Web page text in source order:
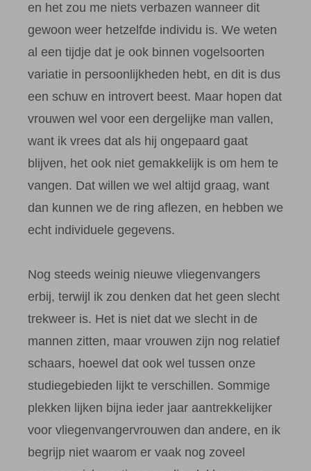
en het zou me niets verbazen wanneer dit
gewoon weer hetzelfde individu is. We weten
al een tijdje dat je ook binnen vogelsoorten
variatie in persoonlijkheden hebt, en dit is dus
een schuw en introvert beest. Maar hopen dat
vrouwen wel voor een dergelijke man vallen,
want ik vrees dat als hij ongepaard gaat
blijven, het ook niet gemakkelijk is om hem te
vangen. Dat willen we wel altijd graag, want
dan kunnen we de ring aflezen, en hebben we
echt individuele gegevens.
Nog steeds weinig nieuwe vliegenvangers
erbij, terwijl ik zou denken dat het geen slecht
trekweer is. Het is niet dat we slecht in de
mannen zitten, maar vrouwen zijn nog relatief
schaars, hoewel dat ook wel tussen onze
studiegebieden lijkt te verschillen. Sommige
plekken lijken bijna ieder jaar aantrekkelijker
voor vliegenvangervrouwen dan andere, en ik
begrijp niet waarom er vaak nog zoveel